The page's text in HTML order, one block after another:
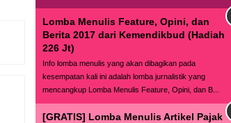
Lomba Menulis Feature, Opini, dan
Berita 2017 dari Kemendikbud (Hadiah
226 Jt)
Info lomba menulis yang akan dibagikan pada
kesempatan kali ini adalah lomba jurnalistik yang
mencangkup Lomba Menulis Feature, Opini, dan B...
[GRATIS] Lomba Menulis Artikel Pajak